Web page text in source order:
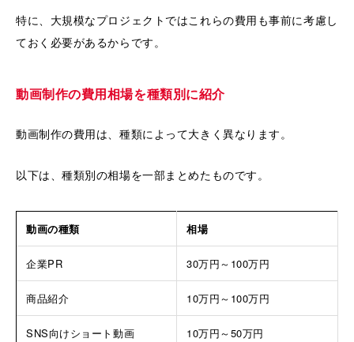
特に、大規模なプロジェクトではこれらの費用も事前に考慮し
ておく必要があるからです。
動画制作の費用相場を種類別に紹介
動画制作の費用は、種類によって大きく異なります。
以下は、種類別の相場を一部まとめたものです。
動画の種類 相場
企業PR 30万円～100万円
商品紹介 10万円～100万円
SNS向けショート動画 10万円～50万円